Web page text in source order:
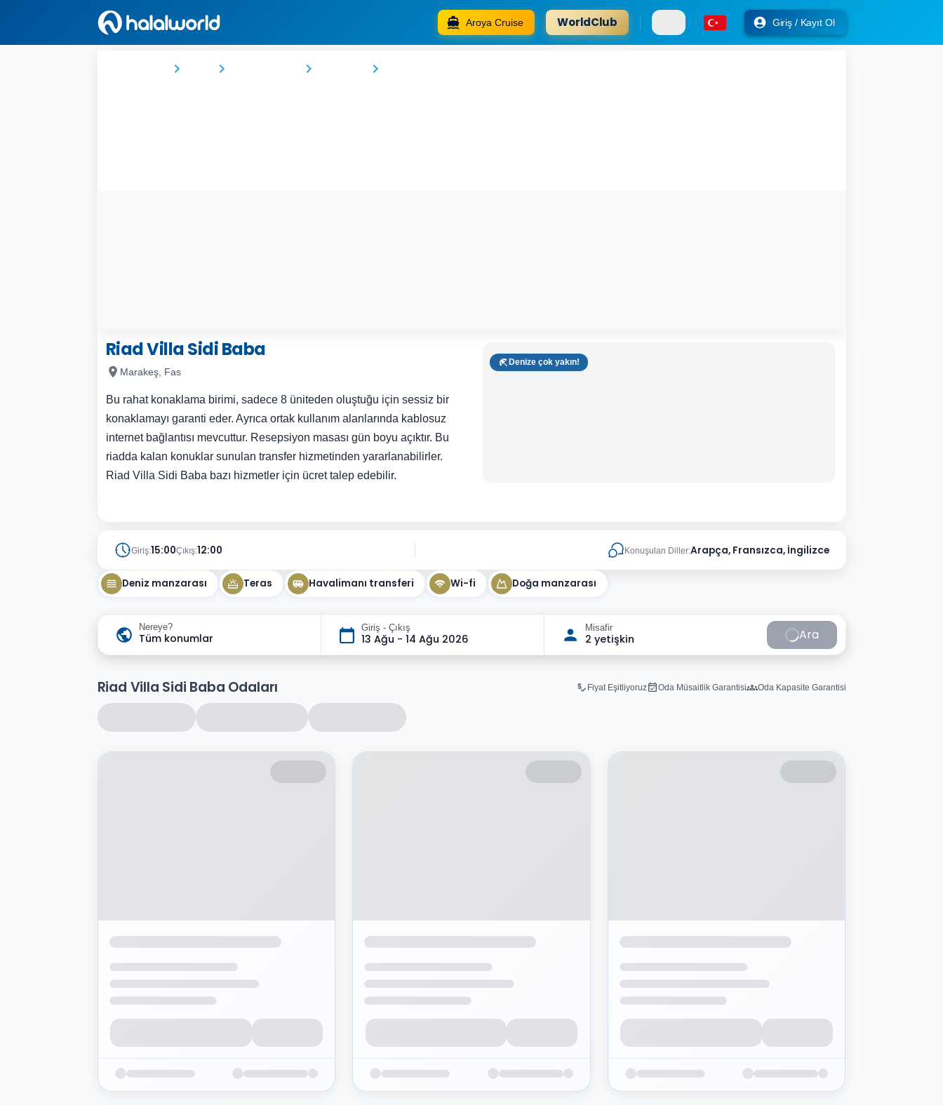
Aroya Cruise WorldClub Giriş / Kayıt Ol
Riad Villa Sidi Baba
Marakeş, Fas
Bu rahat konaklama birimi, sadece 8 üniteden oluştuğu için sessiz bir
konaklamayı garanti eder. Ayrıca ortak kullanım alanlarında kablosuz
internet bağlantısı mevcuttur. Resepsiyon masası gün boyu açıktır. Bu
riadda kalan konuklar sunulan transfer hizmetinden yararlanabilirler.
Riad Villa Sidi Baba bazı hizmetler için ücret talep edebilir.
Denize çok yakın!
Giriş:15:00Çıkış:12:00 Konuşulan Diller:Arapça, Fransızca, İngilizce
Deniz manzarası Teras Havalimanı transferi Wi-fi Doğa manzarası
Nereye?
Tüm konumlar
Giriş - Çıkış
13 Ağu - 14 Ağu 2026
Misafir
2 yetişkin Ara
Riad Villa Sidi Baba Odaları Fiyat Eşitliyoruz Oda Müsaitlik Garantisi Oda Kapasite Garantisi